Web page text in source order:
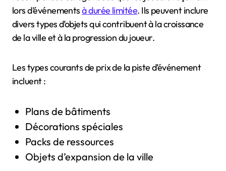
lors d’événementsà durée limitée. Ils peuvent inclure
divers types d’objets qui contribuent à la croissance
de la ville et à la progression du joueur.
Les types courants de prix de la piste d’événement
incluent :
Plans de bâtiments
Décorations spéciales
Packs de ressources
Objets d’expansion de la ville